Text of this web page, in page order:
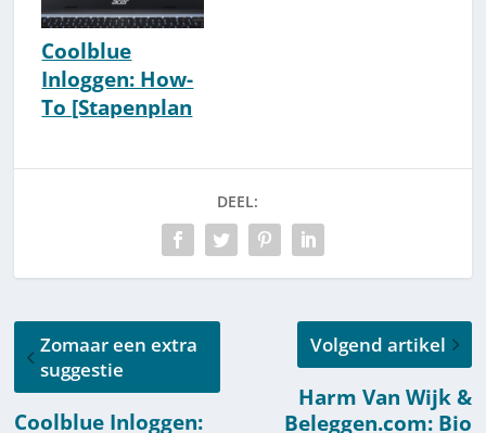
Coolblue
Inloggen: How-
To [Stapenplan
Loggen]
DEEL:
Zomaar een extra
suggestie
Coolblue Inloggen:
Volgend artikel
Harm Van Wijk &
Beleggen.com: Bio